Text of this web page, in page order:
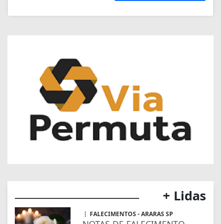
+ Lidas
FALECIMENTOS - ARARAS SP